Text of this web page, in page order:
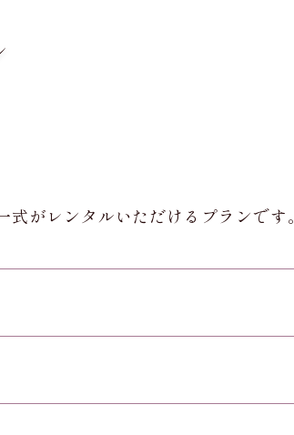
式がレンタルいただけるプランです。